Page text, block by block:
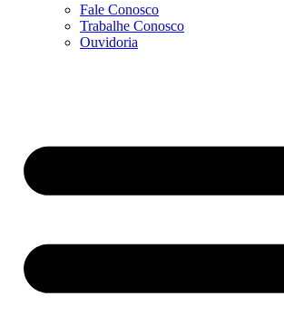
Fale Conosco
Trabalhe Conosco
Ouvidoria